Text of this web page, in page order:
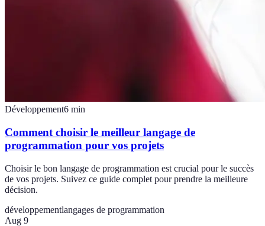
Développement6 min
Comment choisir le meilleur langage de
programmation pour vos projets
Choisir le bon langage de programmation est crucial pour le succès
de vos projets. Suivez ce guide complet pour prendre la meilleure
décision.
développementlangages de programmation
Aug 9